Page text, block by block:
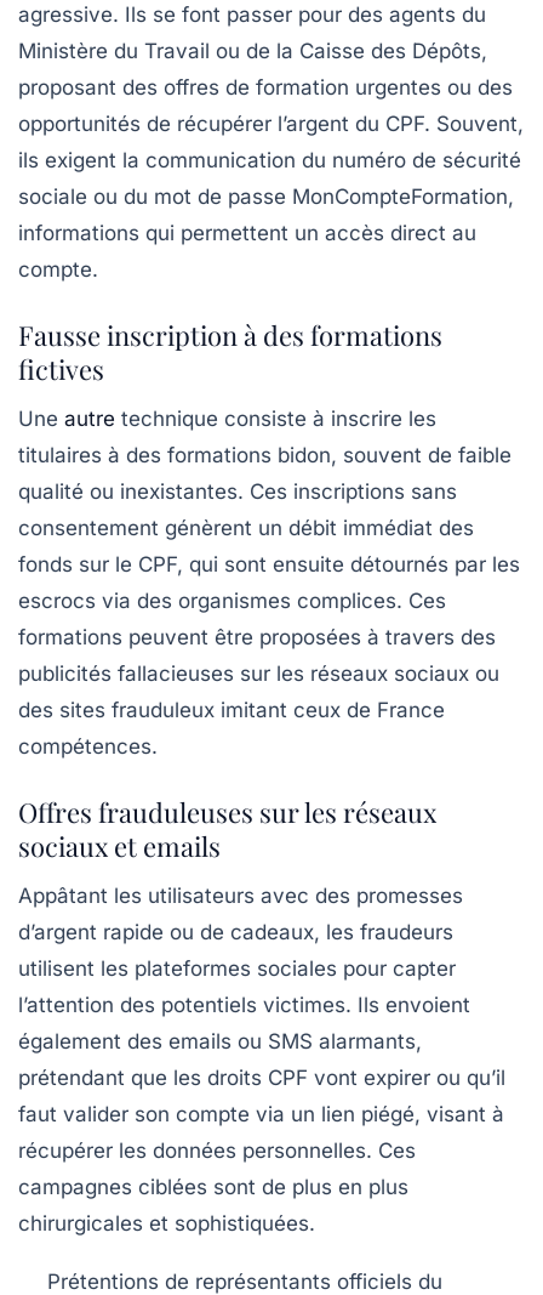
agressive. Ils se font passer pour des agents du
Ministère du Travail ou de la Caisse des Dépôts,
proposant des offres de formation urgentes ou des
opportunités de récupérer l’argent du CPF. Souvent,
ils exigent la communication du numéro de sécurité
sociale ou du mot de passe MonCompteFormation,
informations qui permettent un accès direct au
compte.
Fausse inscription à des formations
fictives
Une autre technique consiste à inscrire les
titulaires à des formations bidon, souvent de faible
qualité ou inexistantes. Ces inscriptions sans
consentement génèrent un débit immédiat des
fonds sur le CPF, qui sont ensuite détournés par les
escrocs via des organismes complices. Ces
formations peuvent être proposées à travers des
publicités fallacieuses sur les réseaux sociaux ou
des sites frauduleux imitant ceux de France
compétences.
Offres frauduleuses sur les réseaux
sociaux et emails
Appâtant les utilisateurs avec des promesses
d’argent rapide ou de cadeaux, les fraudeurs
utilisent les plateformes sociales pour capter
l’attention des potentiels victimes. Ils envoient
également des emails ou SMS alarmants,
prétendant que les droits CPF vont expirer ou qu’il
faut valider son compte via un lien piégé, visant à
récupérer les données personnelles. Ces
campagnes ciblées sont de plus en plus
chirurgicales et sophistiquées.
Prétentions de représentants officiels du